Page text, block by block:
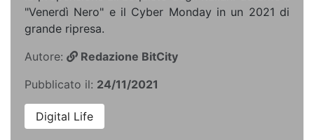
"Venerdì Nero" e il Cyber Monday in un 2021 di
grande ripresa.
Autore:
Redazione BitCity
Pubblicato il: 24/11/2021
Digital Life